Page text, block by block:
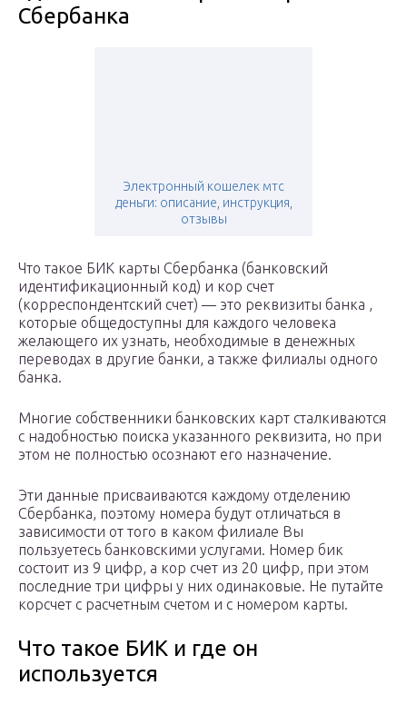
Сбербанка
Электронный кошелек мтс
деньги: описание, инструкция,
отзывы
Что такое БИК карты Сбербанка (банковский
идентификационный код) и кор счет
(корреспондентский счет) — это реквизиты банка ,
которые общедоступны для каждого человека
желающего их узнать, необходимые в денежных
переводах в другие банки, а также филиалы одного
банка.
Многие собственники банковских карт сталкиваются
с надобностью поиска указанного реквизита, но при
этом не полностью осознают его назначение.
Эти данные присваиваются каждому отделению
Сбербанка, поэтому номера будут отличаться в
зависимости от того в каком филиале Вы
пользуетесь банковскими услугами. Номер бик
состоит из 9 цифр, а кор счет из 20 цифр, при этом
последние три цифры у них одинаковые. Не путайте
корсчет с расчетным счетом и с номером карты.
Что такое БИК и где он
используется